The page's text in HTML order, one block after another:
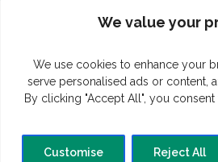
We value your
We use cookies to enhance your
serve personalised ads or content,
By clicking "Accept All", you
Customise Reject All
Har du en konge
© Vildmedmad.dk 2019.
Forside Gastroshop Madjokes
Hovedret
Bagværk Forret